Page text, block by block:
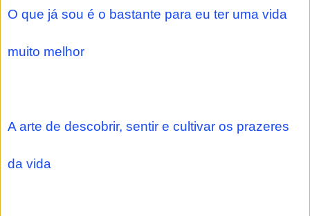
O que já sou é o bastante para eu ter uma vida
muito melhor
A arte de descobrir, sentir e cultivar os prazeres
da vida